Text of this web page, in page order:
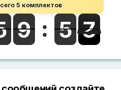
5 комплектов